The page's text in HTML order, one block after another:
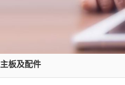
主板及配件